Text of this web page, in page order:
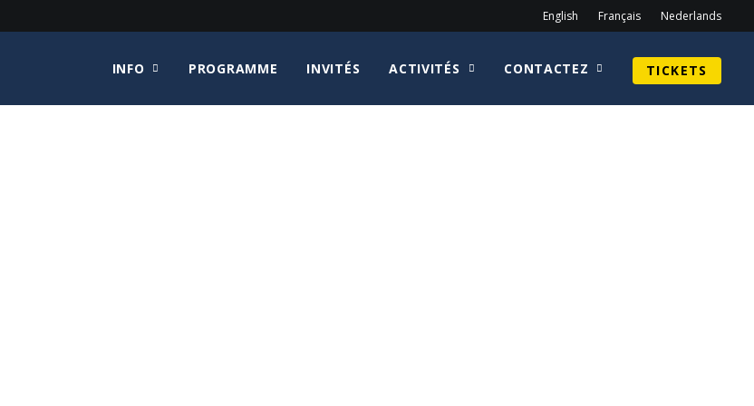
English Français Nederlands
INFO PROGRAMME INVITÉS ACTIVITÉS CONTACTEZ TICKETS